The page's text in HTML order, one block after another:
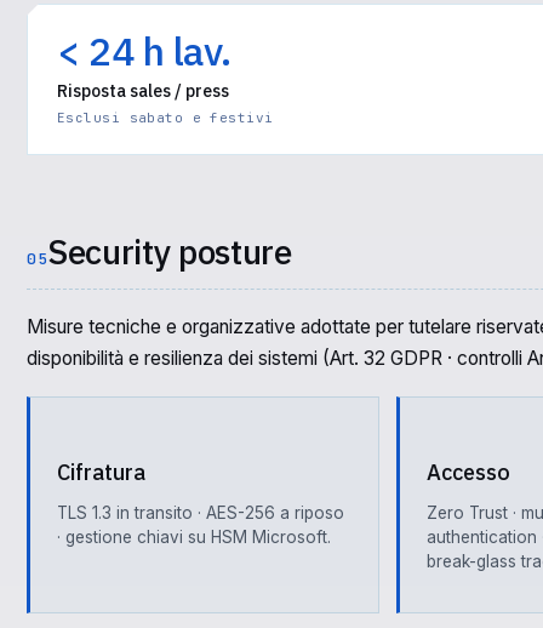
< 24 h lav.
Risposta sales / press
Esclusi sabato e festivi
05Security posture
Misure tecniche e organizzative adottate per tutelare
disponibilità e resilienza dei sistemi (Art. 32 GDPR · controlli
Cifratura
TLS 1.3 in transito · AES-256 a riposo
· gestione chiavi su HSM Microsoft.
Accesso
Zero Trust ·
authentication
break-glass